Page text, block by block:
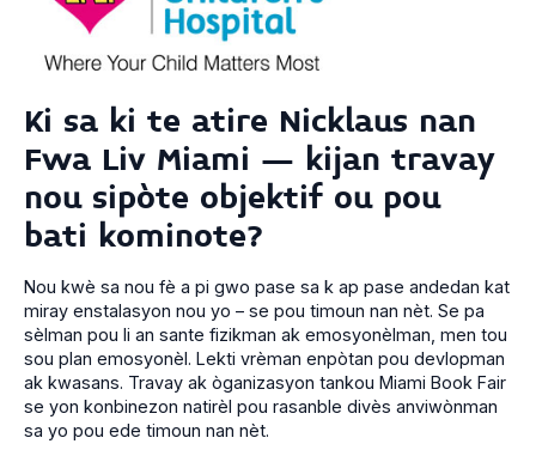
Ki sa ki te atire Nicklaus nan
Fwa Liv Miami – kijan travay
nou sipòte objektif ou pou
bati kominote?
Nou kwè sa nou fè a pi gwo pase sa k ap pase andedan kat
miray enstalasyon nou yo – se pou timoun nan nèt. Se pa
sèlman pou li an sante fizikman ak emosyonèlman, men tou
sou plan emosyonèl. Lekti vrèman enpòtan pou devlopman
ak kwasans. Travay ak òganizasyon tankou Miami Book Fair
se yon konbinezon natirèl pou rasanble divès anviwònman
sa yo pou ede timoun nan nèt.